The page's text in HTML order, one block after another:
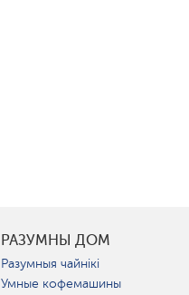
РАЗУМНЫ ДОМ
Разумныя чайнікі
Умные кофемашины